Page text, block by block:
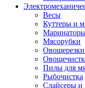
Весы
Куттеры и
Мясорубки
Пилы для
Рыбочистка
Слайсеры и